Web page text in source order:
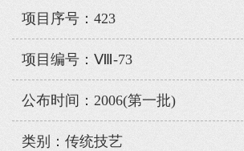
项目序号：423
项目编号：Ⅷ-73
公布时间：2006(第一批)
类别：传统技艺